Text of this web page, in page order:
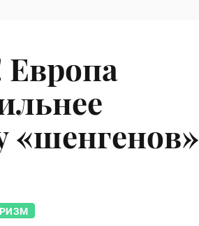
Европа
«шенгенов»